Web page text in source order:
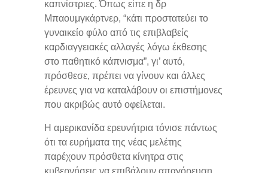
καπνίστριες. Όπως είπε η δρ
Μπαουμγκάρτνερ, “κάτι προστατεύει το
γυναικείο φύλο από τις επιβλαβείς
καρδιαγγειακές αλλαγές λόγω έκθεσης
στο παθητικό κάπνισμα”, γι’ αυτό,
πρόσθεσε, πρέπει να γίνουν και άλλες
έρευνες για να καταλάβουν οι επιστήμονες
που ακριβώς αυτό οφείλεται.
Η αμερικανίδα ερευνήτρια τόνισε πάντως
ότι τα ευρήματα της νέας μελέτης
παρέχουν πρόσθετα κίνητρα στις
κυβερνήσεις να επιβάλουν απαγόρευση